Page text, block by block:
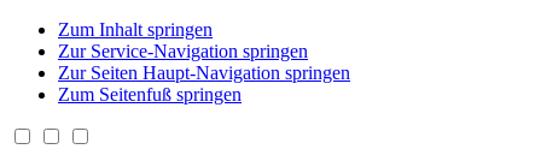
Zum Inhalt springen
Zur Service-Navigation springen
Zur Seiten Haupt-Navigation springen
Zum Seitenfuß springen